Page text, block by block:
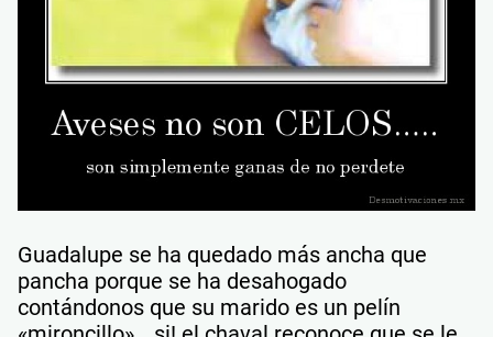
Guadalupe se ha quedado más ancha que
pancha porque se ha desahogado
contándonos que su marido es un pelín